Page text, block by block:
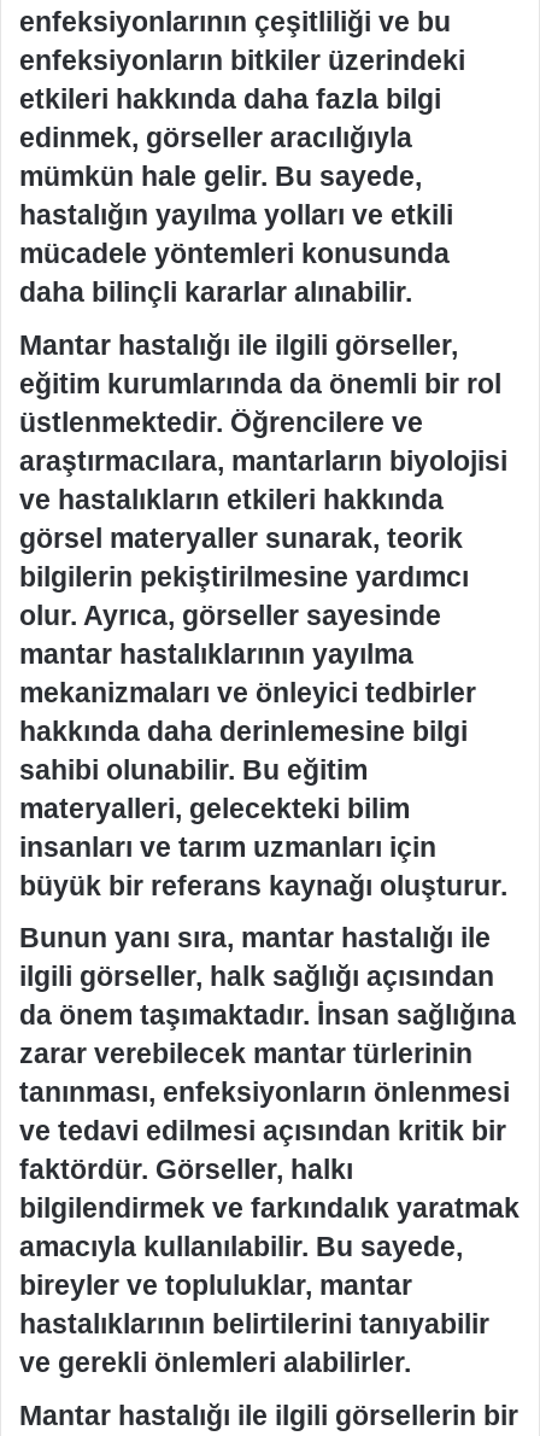
enfeksiyonlarının çeşitliliği ve bu
enfeksiyonların bitkiler üzerindeki
etkileri hakkında daha fazla bilgi
edinmek, görseller aracılığıyla
mümkün hale gelir. Bu sayede,
hastalığın yayılma yolları ve etkili
mücadele yöntemleri konusunda
daha bilinçli kararlar alınabilir.
Mantar hastalığı ile ilgili görseller,
eğitim kurumlarında da önemli bir rol
üstlenmektedir. Öğrencilere ve
araştırmacılara, mantarların biyolojisi
ve hastalıkların etkileri hakkında
görsel materyaller sunarak, teorik
bilgilerin pekiştirilmesine yardımcı
olur. Ayrıca, görseller sayesinde
mantar hastalıklarının yayılma
mekanizmaları ve önleyici tedbirler
hakkında daha derinlemesine bilgi
sahibi olunabilir. Bu eğitim
materyalleri, gelecekteki bilim
insanları ve tarım uzmanları için
büyük bir referans kaynağı oluşturur.
Bunun yanı sıra, mantar hastalığı ile
ilgili görseller, halk sağlığı açısından
da önem taşımaktadır. İnsan sağlığına
zarar verebilecek mantar türlerinin
tanınması, enfeksiyonların önlenmesi
ve tedavi edilmesi açısından kritik bir
faktördür. Görseller, halkı
bilgilendirmek ve farkındalık yaratmak
amacıyla kullanılabilir. Bu sayede,
bireyler ve topluluklar, mantar
hastalıklarının belirtilerini tanıyabilir
ve gerekli önlemleri alabilirler.
Mantar hastalığı ile ilgili görsellerin bir